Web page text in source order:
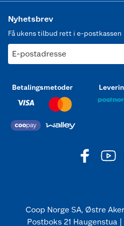
Nyhetsbrev
Få ukens tilbud rett i e-postkassen
E-postadresse
Betalingsmetoder
Coop Norge SA, Østre
Postboks 21 Haugenstua